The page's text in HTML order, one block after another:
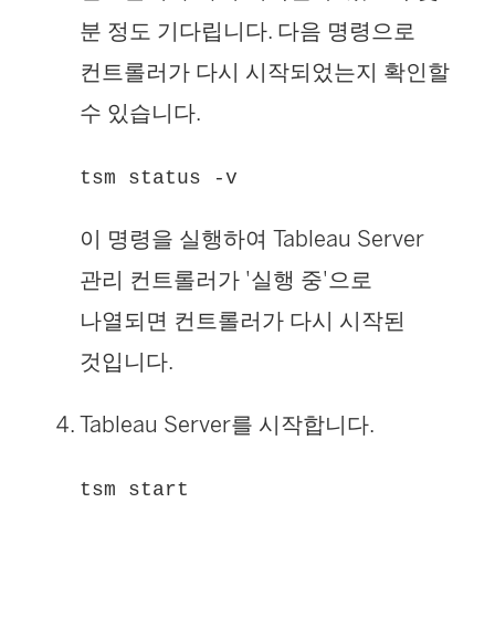
분 정도 기다립니다. 다음 명령으로
컨트롤러가 다시 시작되었는지 확인할
수 있습니다.
tsm status -v
이 명령을 실행하여 Tableau Server
관리 컨트롤러가 '실행 중'으로
나열되면 컨트롤러가 다시 시작된
것입니다.
Tableau Server를 시작합니다.
tsm start